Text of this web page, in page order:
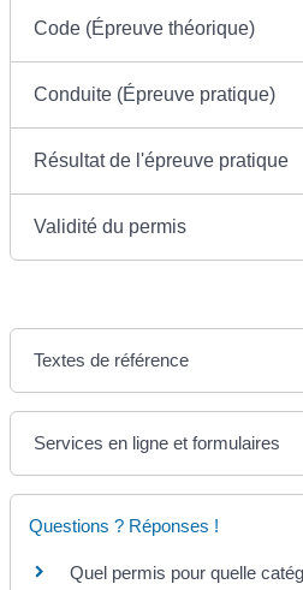
Code (Épreuve théorique)
Conduite (Épreuve pratique)
Résultat de l'épreuve pratique
Validité du permis
Textes de référence
Services en ligne et formulaires
Questions ? Réponses !
Quel permis pour quelle